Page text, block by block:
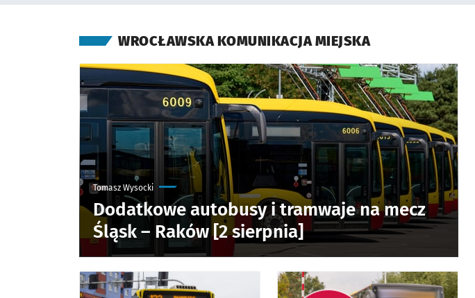
WROCŁAWSKA KOMUNIKACJA MIEJSKAOTWORZY SIĘ W
Tomasz Wysocki
Dodatkowe autobusy i tramwaje na mecz
Śląsk – Raków [2 sierpnia]